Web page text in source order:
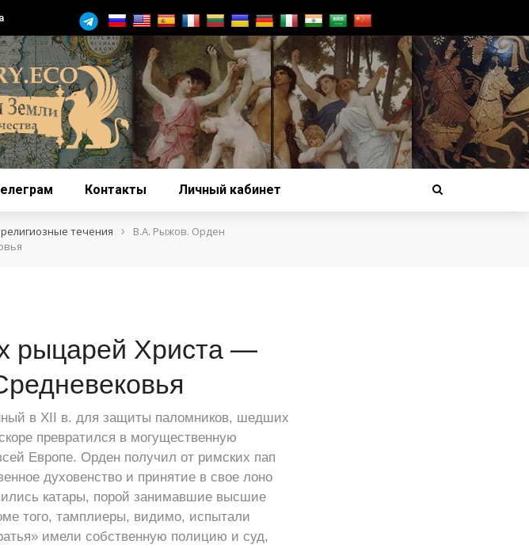
Контакты Личный кабинет
течения ›
В.А. Рыжов. Орден
рыцарей Христа —
в XII в. для защиты паломников, шедших
превратился в могущественную
Европе. Орден получил от римских пап
духовенство и принятие в свое лоно
катары, порой занимавшие высшие
того, тамплиеры, видимо, испытали
имели собственную полицию и суд,